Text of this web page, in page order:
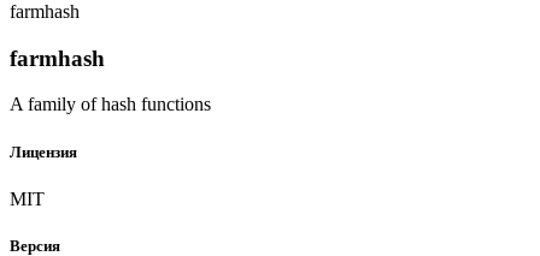
farmhash
farmhash
A family of hash functions
Лицензия
MIT
Версия